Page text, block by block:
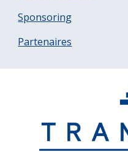
Sponsoring
Partenaires